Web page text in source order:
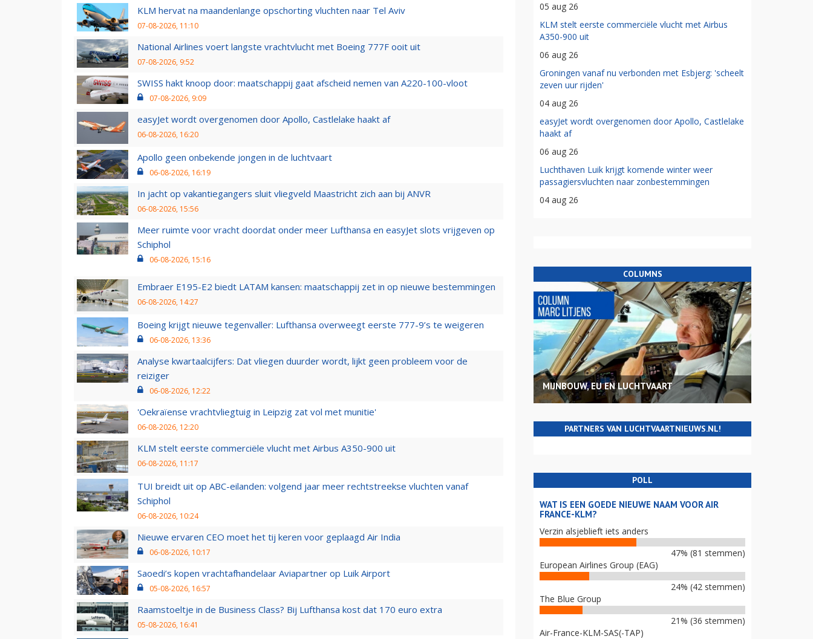
KLM hervat na maandenlange opschorting vluchten naar Tel Aviv
07-08-2026, 11:10
National Airlines voert langste vrachtvlucht met Boeing 777F ooit uit
07-08-2026, 9:52
SWISS hakt knoop door: maatschappij gaat afscheid nemen van A220-100-vloot
07-08-2026, 9:09
easyJet wordt overgenomen door Apollo, Castlelake haakt af
06-08-2026, 16:20
Apollo geen onbekende jongen in de luchtvaart
06-08-2026, 16:19
In jacht op vakantiegangers sluit vliegveld Maastricht zich aan bij ANVR
06-08-2026, 15:56
Meer ruimte voor vracht doordat onder meer Lufthansa en easyJet slots vrijgeven op
Schiphol
06-08-2026, 15:16
Embraer E195-E2 biedt LATAM kansen: maatschappij zet in op nieuwe bestemmingen
06-08-2026, 14:27
Boeing krijgt nieuwe tegenvaller: Lufthansa overweegt eerste 777-9’s te weigeren
06-08-2026, 13:36
Analyse kwartaalcijfers: Dat vliegen duurder wordt, lijkt geen probleem voor de
reiziger
06-08-2026, 12:22
'Oekraïense vrachtvliegtuig in Leipzig zat vol met munitie'
06-08-2026, 12:20
KLM stelt eerste commerciële vlucht met Airbus A350-900 uit
06-08-2026, 11:17
TUI breidt uit op ABC-eilanden: volgend jaar meer rechtstreekse vluchten vanaf
Schiphol
06-08-2026, 10:24
Nieuwe ervaren CEO moet het tij keren voor geplaagd Air India
06-08-2026, 10:17
Saoedi’s kopen vrachtafhandelaar Aviapartner op Luik Airport
05-08-2026, 16:57
Raamstoeltje in de Business Class? Bij Lufthansa kost dat 170 euro extra
05-08-2026, 16:41
05 aug 26
KLM stelt eerste commerciële vlucht met Airbus
A350-900 uit
06 aug 26
Groningen vanaf nu verbonden met Esbjerg: 'scheelt
zeven uur rijden'
04 aug 26
easyJet wordt overgenomen door Apollo, Castlelake
haakt af
06 aug 26
Luchthaven Luik krijgt komende winter weer
passagiersvluchten naar zonbestemmingen
04 aug 26
COLUMNS
MIJNBOUW, EU EN LUCHTVAART
PARTNERS VAN LUCHTVAARTNIEUWS.NL!
POLL
WAT IS EEN GOEDE NIEUWE NAAM VOOR AIR
FRANCE-KLM?
Verzin alsjeblieft iets anders
47% (81 stemmen)
European Airlines Group (EAG)
24% (42 stemmen)
The Blue Group
21% (36 stemmen)
Air-France-KLM-SAS(-TAP)